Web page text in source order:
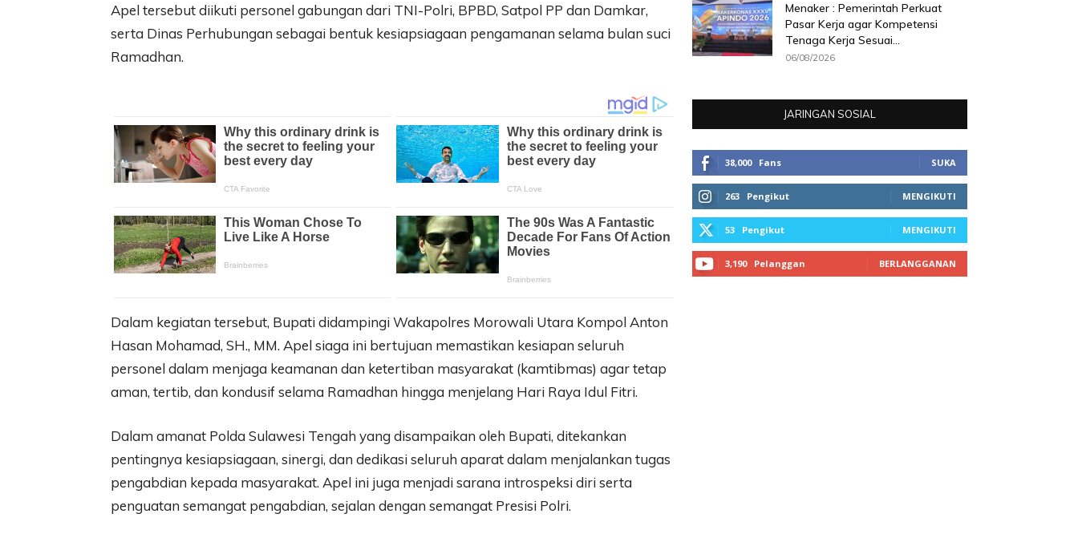
Apel tersebut diikuti personel gabungan dari TNI-Polri, BPBD, Satpol PP dan Damkar,
serta Dinas Perhubungan sebagai bentuk kesiapsiagaan pengamanan selama bulan suci
Ramadhan.
Dalam kegiatan tersebut, Bupati didampingi Wakapolres Morowali Utara Kompol Anton
Hasan Mohamad, SH., MM. Apel siaga ini bertujuan memastikan kesiapan seluruh
personel dalam menjaga keamanan dan ketertiban masyarakat (kamtibmas) agar tetap
aman, tertib, dan kondusif selama Ramadhan hingga menjelang Hari Raya Idul Fitri.
Dalam amanat Polda Sulawesi Tengah yang disampaikan oleh Bupati, ditekankan
pentingnya kesiapsiagaan, sinergi, dan dedikasi seluruh aparat dalam menjalankan tugas
pengabdian kepada masyarakat. Apel ini juga menjadi sarana introspeksi diri serta
penguatan semangat pengabdian, sejalan dengan semangat Presisi Polri.
Menaker : Pemerintah Perkuat
Pasar Kerja agar Kompetensi
Tenaga Kerja Sesuai...
06/08/2026
JARINGAN SOSIAL
38,000 Fans SUKA
263 Pengikut MENGIKUTI
53 Pengikut MENGIKUTI
3,190 Pelanggan BERLANGGANAN